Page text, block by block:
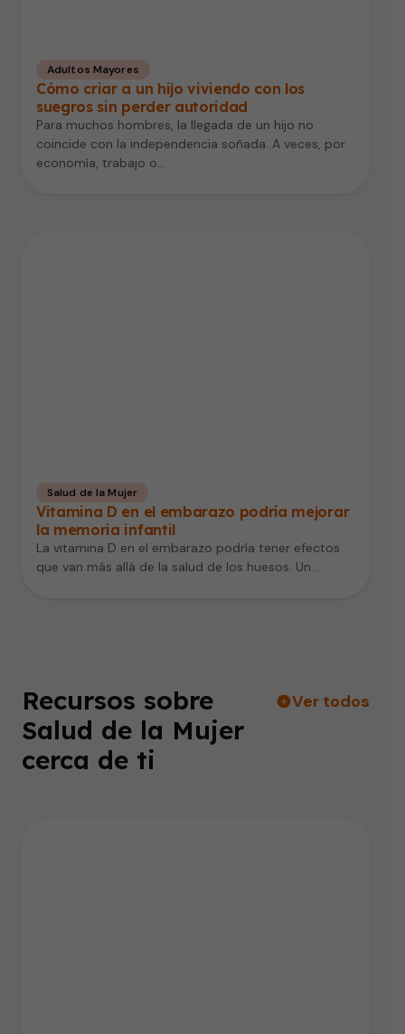
Adultos Mayores
Cómo criar a un hijo viviendo con los
suegros sin perder autoridad
Para muchos hombres, la llegada de un hijo no
coincide con la independencia soñada. A veces, por
economía, trabajo o…
Salud de la Mujer
Vitamina D en el embarazo podría mejorar
la memoria infantil
La vitamina D en el embarazo podría tener efectos
que van más allá de la salud de los huesos. Un…
Recursos sobre
Salud de la Mujer
cerca de ti
Ver todos